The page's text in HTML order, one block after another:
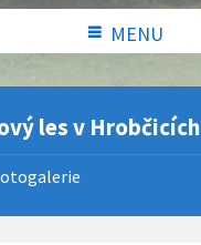
MENU
les v Hrobčicích